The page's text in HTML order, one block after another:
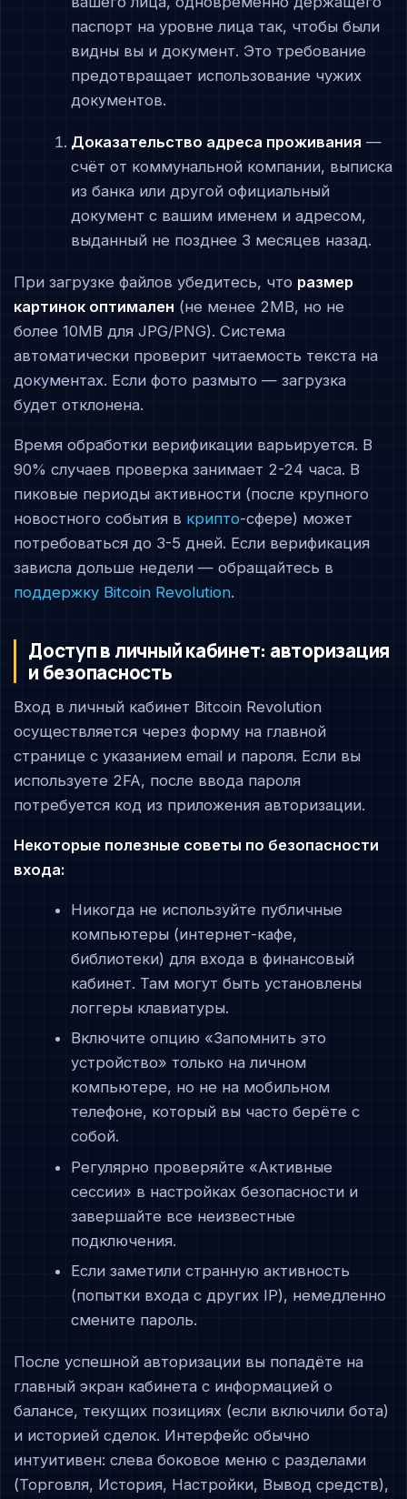
паспорт на уровне лица так, чтобы были
видны вы и документ. Это требование
предотвращает использование чужих
документов.
Доказательство адреса проживания —
счёт от коммунальной компании, выписка
из банка или другой официальный
документ с вашим именем и адресом,
выданный не позднее 3 месяцев назад.
При загрузке файлов убедитесь, что размер
картинок оптимален (не менее 2MB, но не
более 10MB для JPG/PNG). Система
автоматически проверит читаемость текста на
документах. Если фото размыто — загрузка
будет отклонена.
Время обработки верификации варьируется. В
90% случаев проверка занимает 2-24 часа. В
пиковые периоды активности (после крупного
новостного события в крипто-сфере) может
потребоваться до 3-5 дней. Если верификация
зависла дольше недели — обращайтесь в
поддержку Bitcoin Revolution.
Доступ в личный кабинет: авторизация
и безопасность
Вход в личный кабинет Bitcoin Revolution
осуществляется через форму на главной
странице с указанием email и пароля. Если вы
используете 2FA, после ввода пароля
потребуется код из приложения авторизации.
Некоторые полезные советы по безопасности
входа:
Никогда не используйте публичные
компьютеры (интернет-кафе,
библиотеки) для входа в финансовый
кабинет. Там могут быть установлены
логгеры клавиатуры.
Включите опцию «Запомнить это
устройство» только на личном
компьютере, но не на мобильном
телефоне, который вы часто берёте с
собой.
Регулярно проверяйте «Активные
сессии» в настройках безопасности и
завершайте все неизвестные
подключения.
Если заметили странную активность
(попытки входа с других IP), немедленно
смените пароль.
После успешной авторизации вы попадёте на
главный экран кабинета с информацией о
балансе, текущих позициях (если включили бота)
и историей сделок. Интерфейс обычно
интуитивен: слева боковое меню с разделами
(Торговля, История, Настройки, Вывод средств),